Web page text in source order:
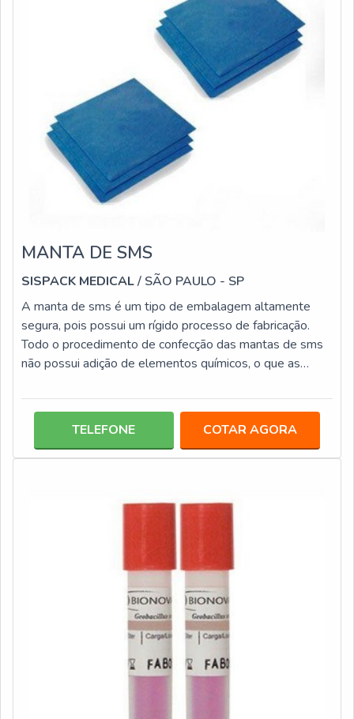
MANTA DE SMS
SISPACK MEDICAL/ SÃO PAULO - SP
A manta de sms é um tipo de embalagem altamente
segura, pois possui um rígido processo de fabricação.
Todo o procedimento de confecção das mantas de sms
não possui adição de elementos químicos, o que as
fabricação aplicado é a calandragem térmica, eficiente
do material. Ela é inserida nas diversas camadas de
produtos qualificados, tais como: Três camadas de
TELEFONE COTAR AGORA